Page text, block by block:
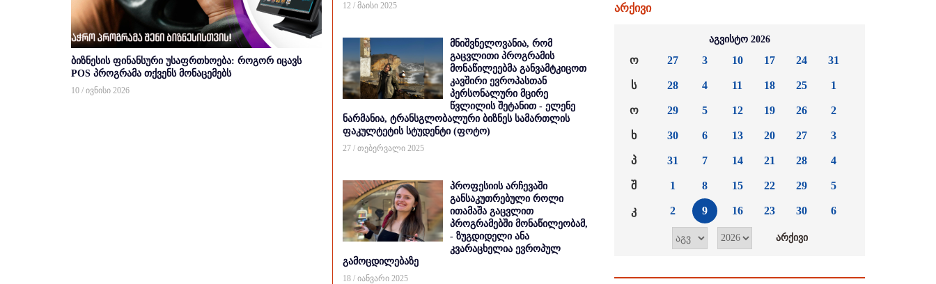
ბიზნესის ფინანსური უსაფრთხოება: როგორ იცავს
POS პროგრამა თქვენს მონაცემებს
10 / ივნისი 2026
12 / მაისი 2025
მნიშვნელოვანია, რომ
გაცვლითი პროგრამის
მონაწილეებმა განვამტკიცოთ
კავშირი ევროპასთან
პერსონალური მცირე
წვლილის შეტანით - ელენე
ნარმანია, ტრანსგლობალური ბიზნეს სამართლის
ფაკულტეტის სტუდენტი (ფოტო)
27 / თებერვალი 2025
პროფესიის არჩევაში
განსაკუთრებული როლი
ითამაშა გაცვლით
პროგრამებში მონაწილეობამ,
- ზუგდიდელი ანა
კვარაცხელია ევროპულ
გამოცდილებაზე
18 / იანვარი 2025
არქივი
აგვისტო 2026
ო
ს
ო
ხ
პ
შ
კ
27
28
29
30
31
1
2
3
4
5
6
7
8
9
10
11
12
13
14
15
16
17
18
19
20
21
22
23
24
25
26
27
28
29
30
31
1
2
3
4
5
6